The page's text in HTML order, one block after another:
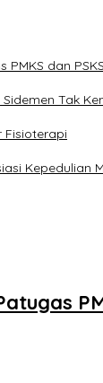
PMKS dan PSKS
Tak
Fisioterapi
Kepedulian